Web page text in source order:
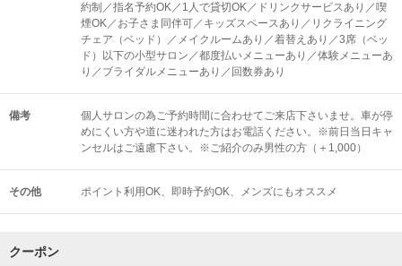
約制／指名予約OK／1人で貸切OK／ドリンクサービスあり／喫
煙OK／お子さま同伴可／キッズスペースあり／リクライニング
チェア（ベッド）／メイクルームあり／着替えあり／3席（ベッ
ド）以下の小型サロン／都度払いメニューあり／体験メニューあ
り／ブライダルメニューあり／回数券あり
備考
個人サロンの為ご予約時間に合わせてご来店下さいませ。車が停
めにくい方や道に迷われた方はお電話ください。※前日当日キャ
ンセルはご遠慮下さい。※ご紹介のみ男性の方（＋1,000）
その他 ポイント利用OK 即時予約OK メンズにもオススメ
クーポン